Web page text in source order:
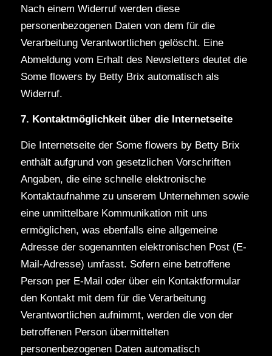
Nach einem Widerruf werden diese
personenbezogenen Daten von dem für die
Verarbeitung Verantwortlichen gelöscht. Eine
Abmeldung vom Erhalt des Newsletters deutet die
Some flowers by Betty Brix automatisch als
Widerruf.
7. Kontaktmöglichkeit über die Internetseite
Die Internetseite der Some flowers by Betty Brix
enthält aufgrund von gesetzlichen Vorschriften
Angaben, die eine schnelle elektronische
Kontaktaufnahme zu unserem Unternehmen sowie
eine unmittelbare Kommunikation mit uns
ermöglichen, was ebenfalls eine allgemeine
Adresse der sogenannten elektronischen Post (E-
Mail-Adresse) umfasst. Sofern eine betroffene
Person per E-Mail oder über ein Kontaktformular
den Kontakt mit dem für die Verarbeitung
Verantwortlichen aufnimmt, werden die von der
betroffenen Person übermittelten
personenbezogenen Daten automatisch